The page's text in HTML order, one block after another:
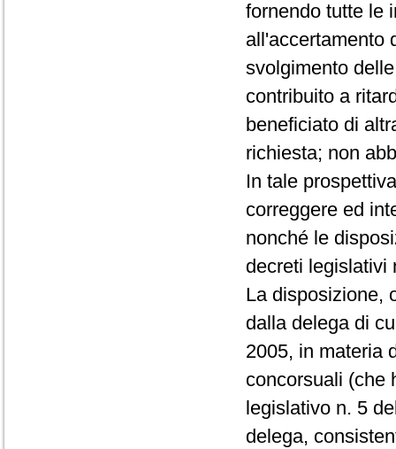
fornendo tutte le
all'accertamento
svolgimento
contribuito a
beneficiato di
richiesta; non
In tale
correggere ed
nonché le
decreti legislativi
La disposizione,
dalla delega di
2005, in materia
concorsuali (che
legislativo n. 5
delega,